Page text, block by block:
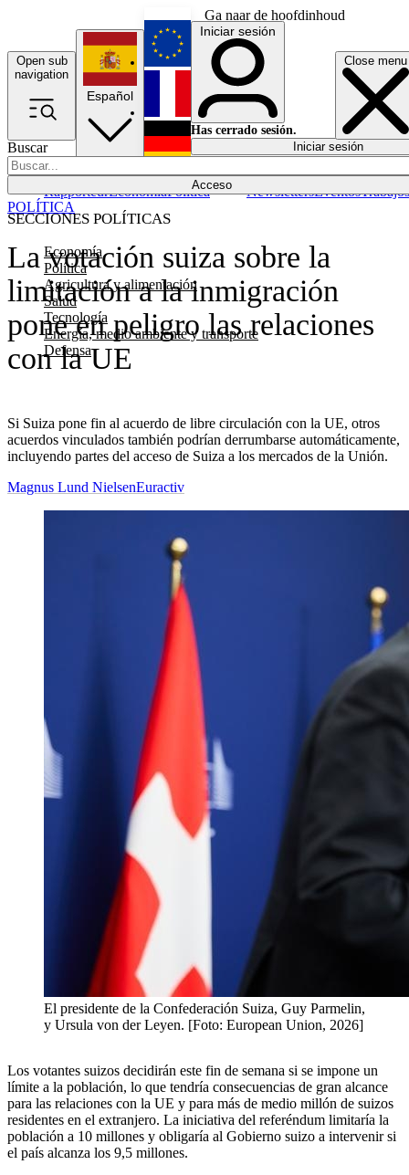
Ga naar de hoofdinhoud
Open sub
navigation
Close menu
Buscar
Acceso
SECCIONES POLÍTICAS
Economía
Política
Agricultura y alimentación
Salud
Tecnología
Energía, medio ambiente y transporte
Defensa
RapporteurEconomíaPolítica NewslettersEventosTrabajos
Español
English
Français
Iniciar sesión
Has cerrado sesión.
Iniciar sesión
La votación suiza sobre la
limitación a la inmigración
pone en peligro las relaciones
con la UE
Si Suiza pone fin al acuerdo de libre circulación con la UE, otros
acuerdos vinculados también podrían derrumbarse automáticamente,
incluyendo partes del acceso de Suiza a los mercados de la Unión.
POLÍTICA
Magnus Lund NielsenEuractiv
El presidente de la Confederación Suiza, Guy Parmelin,
y Ursula von der Leyen. [Foto: European Union, 2026]
Los votantes suizos decidirán este fin de semana si se impone un
límite a la población, lo que tendría consecuencias de gran alcance
para las relaciones con la UE y para más de medio millón de suizos
residentes en el extranjero. La iniciativa del referéndum limitaría la
población a 10 millones y obligaría al Gobierno suizo a intervenir si
el país alcanza los 9,5 millones.